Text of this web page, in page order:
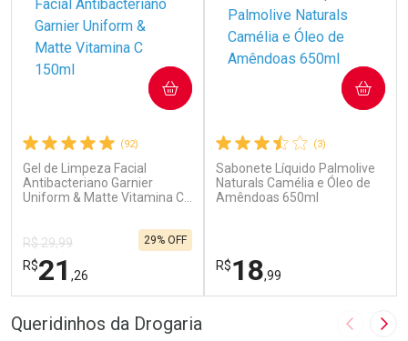
(92)
Gel de Limpeza Facial
Antibacteriano Garnier
Uniform & Matte Vitamina C
R$ 29,99
R$21 ,26
29% OFF
COMPRAR
(3)
Sabonete Líquido Palmolive
Naturals Camélia e Óleo de
Amêndoas 650ml
R$18,99
COMPRAR
Queridinhos da Drogaria Imagem